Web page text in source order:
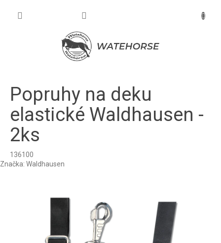
Popruhy na deku
elastické Waldhausen -
2ks
136100
Značka: Waldhausen